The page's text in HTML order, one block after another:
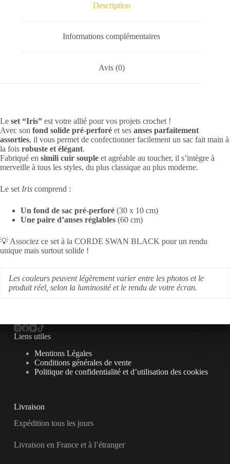
Description
Informations complémentaires
Avis (0)
Le set “Iris” est votre allié pour vos projets crochet !
Avec son fond solide pré-perforé et ses anses parfaitement
assorties, il vous permet de confectionner facilement un sac fait main à
la fois robuste et élégant.
Fabriqué en simili cuir souple et agréable au toucher, il s’intègre à
merveille à tous les styles, du plus classique au plus moderne.
Le set Iris comprend :
Un fond de sac pré-perforé (30 x 10 cm)
Une paire d’anses réglables (60 cm)
💡 Associez ce set à la CORDE SWAN BLACK pour un rendu
unique mais surtout solide !
Les couleurs peuvent légèrement varier entre les photos et le
produit réel, selon la luminosité et le rendu de votre écran.
Liens utiles
Mentions Légales
Conditions générales de vente
Politique de confidentialité et d’utilisation des cookies
Livraison
Expédition tous les jours
Livraison en France et à l’étranger